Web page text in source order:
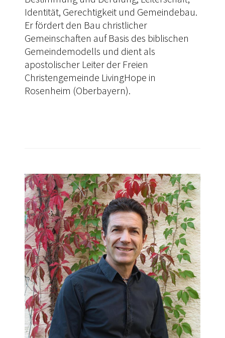
Identität, Gerechtigkeit und Gemeindebau.
Er fördert den Bau christlicher
Gemeinschaften auf Basis des biblischen
Gemeindemodells und dient als
apostolischer Leiter der Freien
Christengemeinde LivingHope in
Rosenheim (Oberbayern).